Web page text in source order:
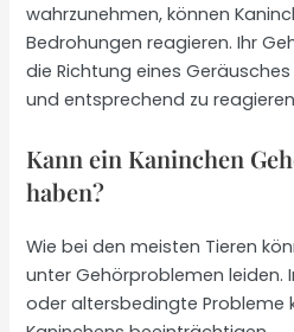
wahrzunehmen, können
Bedrohungen reagieren. Ihr
die Richtung eines
und entsprechend zu
Kann ein Kaninchen
haben?
Wie bei den meisten Tieren
unter Gehörproblemen leiden.
oder altersbedingte Probleme